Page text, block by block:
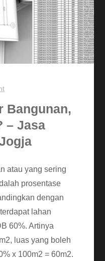
Bangunan,
– Jasa
atau yang sering
prosentase
dengan
lahan
60%. Artinya
luas yang boleh
x 100m2 = 60m2.